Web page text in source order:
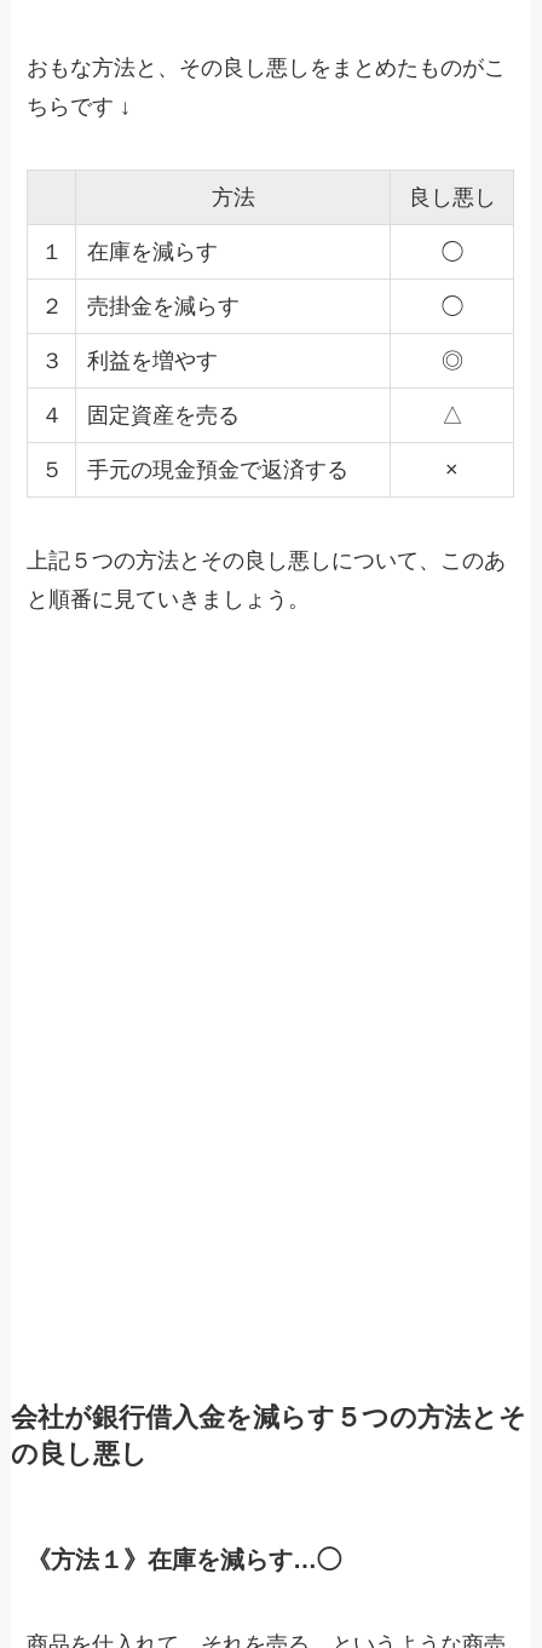
おもな方法と、その良し悪しをまとめたものがこ
ちらです ↓
方法 良し悪し
１ 在庫を減らす ◯
２ 売掛金を減らす ◯
３ 利益を増やす ◎
４ 固定資産を売る △
５ 手元の現金預金で返済する ×
上記５つの方法とその良し悪しについて、このあ
と順番に見ていきましょう。
会社が銀行借入金を減らす５つの方法とそ
の良し悪し
《方法１》在庫を減らす…◯